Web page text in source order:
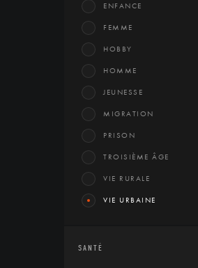
ENFANCE
FEMME
HOBBY
HOMME
JEUNESSE
MIGRATION
PRISON
TROISIÈME ÂGE
VIE RURALE
VIE URBAINE
SANTÉ